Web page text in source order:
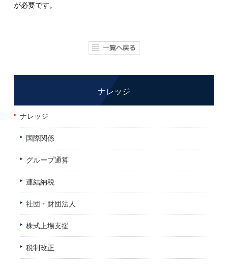
が必要です。
ナレッジ
ナレッジ
国際関係
グループ通算
連結納税
社団・財団法人
株式上場支援
税制改正